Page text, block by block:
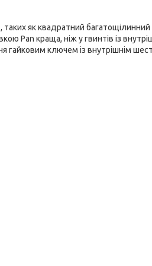
як квадратний
Pan краща, ніж у гвинтів із
гайковим ключем із внутрішнім